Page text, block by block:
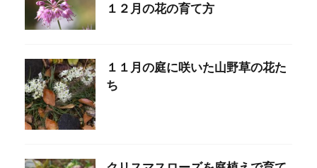
１２月の花の育て方
１１月の庭に咲いた山野草の花た
ち